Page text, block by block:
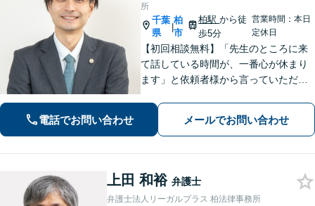
所
千葉
県
|
柏
市
柏駅から徒
歩5分
営業時間：本日
定休日
【初回相談無料】「先生のところに来
て話している時間が、一番心が休まり
ます」と依頼者様から言っていただい
被害の経験も踏まえ、ご相談者様が納
得して前に進める解決を大切にしてい
ださい。
電話でお問い合わせ メールでお問い合わせ
上田 和裕 弁護士
弁護士法人リーガルプラス 柏法律事務所